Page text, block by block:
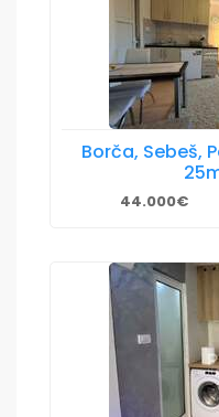
Borča, Sebeš,
44.000€